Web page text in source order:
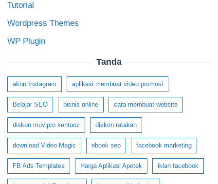
Tutorial
Wordpress Themes
WP Plugin
Tanda
akun Instagram aplikasi membuat video promosi
Belajar SEO bisnis online cara membuat website
diskon muvipro kentooz diskon ratakan
download Video Magic ebook seo facebook marketing
FB Ads Templates Harga Aplikasi Apotek iklan facebook